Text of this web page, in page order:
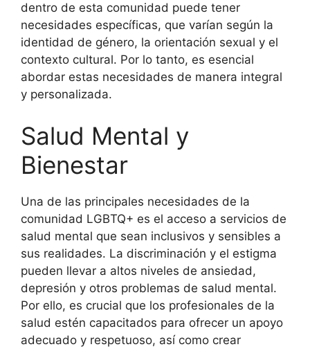
dentro de esta comunidad puede tener
necesidades específicas, que varían según la
identidad de género, la orientación sexual y el
contexto cultural. Por lo tanto, es esencial
abordar estas necesidades de manera integral
y personalizada.
Salud Mental y
Bienestar
Una de las principales necesidades de la
comunidad LGBTQ+ es el acceso a servicios de
salud mental que sean inclusivos y sensibles a
sus realidades. La discriminación y el estigma
pueden llevar a altos niveles de ansiedad,
depresión y otros problemas de salud mental.
Por ello, es crucial que los profesionales de la
salud estén capacitados para ofrecer un apoyo
adecuado y respetuoso, así como crear